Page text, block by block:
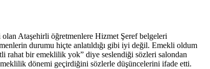
olan Ataşehirli öğretmenlere Hizmet Şeref belgeleri
durumu hiçte anlatıldığı gibi iyi değil. Emekli oldum
rahat bir emeklilik yok” diye seslendiği sözleri salondan
dönemi geçirdiğini sözlerle düşüncelerini ifade etti.